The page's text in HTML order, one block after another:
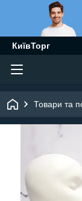
КиївТорг
Товари та